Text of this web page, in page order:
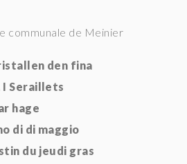
communale de Meinier
den fina
I Seraillets
hage
di di maggio
du jeudi gras